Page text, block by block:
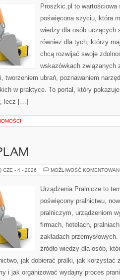
Proszkic.pl to wartościowa
poświęcona szyciu, która
wiedzy dla osób uczących
również dla tych, którzy
chcą rozwijać swoje
wskazówkach związanych
tworzeniem ubrań, poznawaniem
w praktyce. To portal, który
lecz […]
CZE - 4 - 2026 MOŻLIWOŚĆ
Urządzenia Pralnicze to
poświęcony pralnictwu,
pralniczym, urządzeniom
firmach, hotelach,
zakładach
źródło wiedzy dla osób,
jak dobierać pralki, jak korzystać
i jak organizować wydajny proces